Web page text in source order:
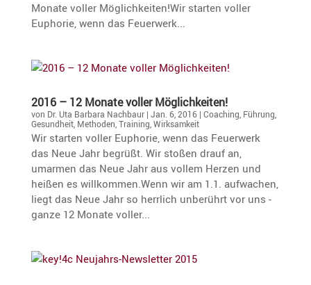
Monate voller Möglichkeiten!Wir starten voller
Euphorie, wenn das Feuerwerk...
2016 – 12 Monate voller Möglichkeiten!
von Dr. Uta Barbara Nachbaur| Jan. 6, 2016| Coaching Führung
Gesundheit, Methoden Training Wirksamkeit
Wir starten voller Euphorie, wenn das Feuerwerk
das Neue Jahr begrüßt. Wir stoßen drauf an,
umarmen das Neue Jahr aus vollem Herzen und
heißen es willkommen.Wenn wir am 1.1. aufwachen,
liegt das Neue Jahr so herrlich unberührt vor uns -
ganze 12 Monate voller...